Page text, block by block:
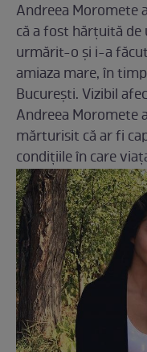
Andreea Moromete
că a fost hărțuită de
urmărit-o și i-a
amiaza mare, în
București. Vizibil
Andreea Moromete
mărturisit că ar fi
condițiile în care